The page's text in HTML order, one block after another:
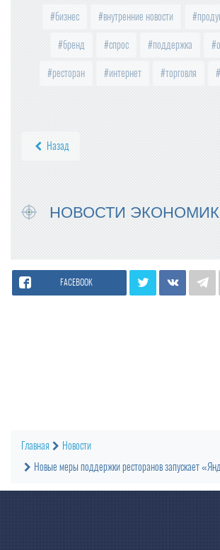
бизнес внутренние новости
бренд спрос поддержка
ресторан интернет торговля
Назад
НОВОСТИ
FACEBOOK
Главная
Новости
Новые меры поддержки ресторанов запускает